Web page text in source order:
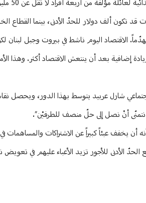
قد تكون ألف دولار للحدّ الأدنى، بينما
الاقتصاد اليوم ناشط في بيروت وجبل لبنان
إضافية بعد أن ينتعش الاقتصاد أكثر. وهذا
شارل عربيد يتوسط بهذا الدور، ويحصل
نتمنّى أنْ نصل إلى حلّ منصف للطرفيْن”.
أن يخفف عبئاً كبيراً عن الاشتراكات
رُفِع الحدّ الأدنى للأجور تزيد الأعباء عليهم في